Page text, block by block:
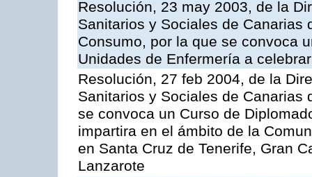
Resolución, 23 may 2003, de la
Sanitarios y Sociales de Canarias
Consumo, por la que se convoca
Unidades de Enfermería a
Resolución, 27 feb 2004, de la
Sanitarios y Sociales de Canarias
se convoca un Curso de
impartira en el ámbito de la
en Santa Cruz de Tenerife, Gran
Lanzarote